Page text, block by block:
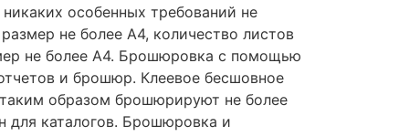
особенных требований не
не более А4, количество листов
не более А4. Брошюровка с помощью
и брошюр. Клеевое бесшовное
образом брошюрируют не более
для каталогов. Брошюровка и